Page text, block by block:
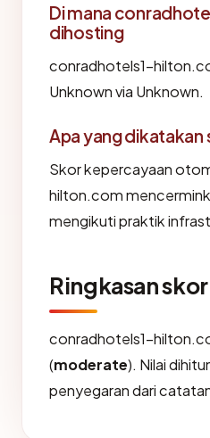
Di mana
dihosting
conradhotels1-
Unknown via Unknown.
Apa yang dikatakan
Skor kepercayaan
hilton.com
mengikuti praktik
Ringkasan skor
conradhotels1-
(moderate). Nilai
penyegaran dari